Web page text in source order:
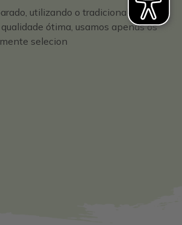
utilizando o tradicional método
ótima, usamos apenas os
selecion